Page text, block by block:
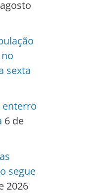
sexta
enterro
6 de
segue
2026